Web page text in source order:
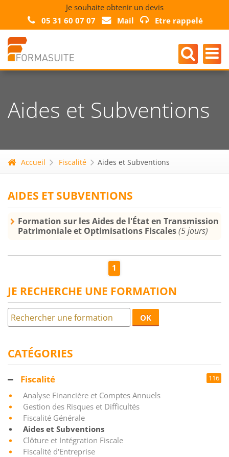
Je souhaite obtenir un devis
05 31 60 07 07
Mail Etre rappelé
Aides et Subventions
Accueil Fiscalité Aides et Subventions
AIDES ET SUBVENTIONS
Formation sur les Aides de l'État en Transmission
Patrimoniale et Optimisations Fiscales(5 jours)
1
JE RECHERCHE UNE FORMATION
OK
CATÉGORIES
Fiscalité 116
Analyse Financière et Comptes Annuels
Gestion des Risques et Difficultés
Fiscalité Générale
Aides et Subventions
Clôture et Intégration Fiscale
Fiscalité d'Entreprise